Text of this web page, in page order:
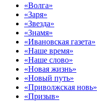
«Волга»
«Заря»
«Звезда»
«Знамя»
«Ивановская газета»
«Наше время»
«Наше слово»
«Новая жизнь»
«Новый путь»
«Приволжская новь»
«Призыв»